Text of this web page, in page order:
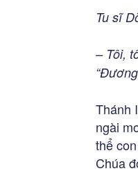
Tu sĩ
– Tôi,
Thánh
ngài
thể
Chúa